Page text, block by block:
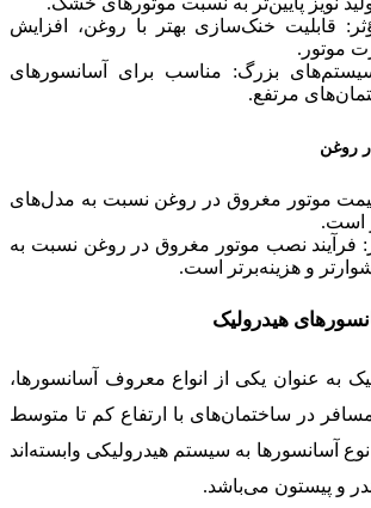
قابلیت خنک‌سازی بهتر با روغن، افزایش
موتور.
سیستم‌های بزرگ: مناسب برای آسانسورهای
مرتفع.
روغن
قیمت موتور مغروق در روغن نسبت به مدل‌های
است.
فرآیند نصب موتور مغروق در روغن نسبت به
و هزینه‌برتر است.
هیدرولیک
به عنوان یکی از انواع معروف آسانسورها،
مسافر در ساختمان‌های با ارتفاع کم تا متوسط
آسانسورها به سیستم هیدرولیکی وابسته‌اند
و پیستون می‌باشد.